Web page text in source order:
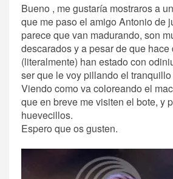
Bueno , me gustaría mostraros a
que me paso el amigo Antonio de
parece que van madurando, son
descarados y a pesar de que hace
(literalmente) han estado con
ser que le voy pillando el
Viendo como va coloreando el
que en breve me visiten el bote, y
huevecillos.
Espero que os gusten.